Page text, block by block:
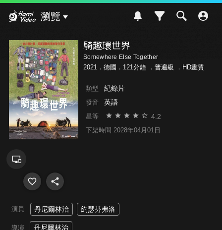
瀏覽
騎趣環世界
Somewhere Else Together
2021．德國．121分鐘 ． 普遍級 ．HD畫質
類型 紀錄片
發音 英語
星等 4.2
下架時間 2028年04月01日
演員 丹尼爾林治 約瑟芬弗洛
導演 丹尼爾林治